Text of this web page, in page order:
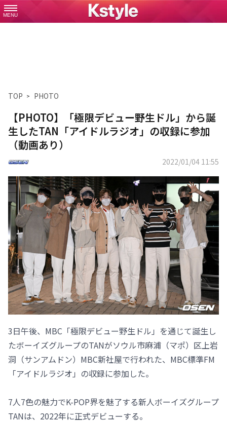
MENU
TOP PHOTO
【PHOTO】「極限デビュー野生ドル」から誕
生したTAN「アイドルラジオ」の収録に参加
（動画あり）
2022/01/04 11:55
3日午後、MBC「極限デビュー野生ドル」を通じて誕生し
たボーイズグループのTANがソウル市麻浦（マポ）区上岩
洞（サンアムドン）MBC新社屋で行われた、MBC標準FM
「アイドルラジオ」の収録に参加した。
7人7色の魅力でK-POP界を魅了する新人ボーイズグループ
TANは、2022年に正式デビューする。